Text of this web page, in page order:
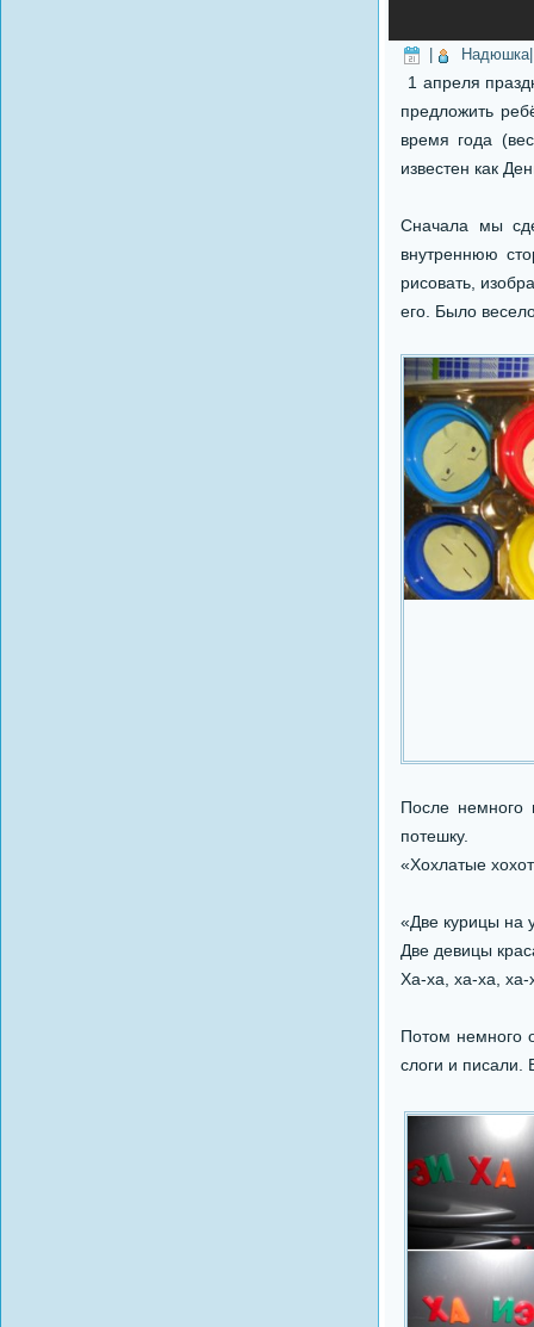
Надюшка
1 апреля
предложить
время года
известен как
Сначала мы
внутреннюю
рисовать,
его. Было
После немного
потешку.
«Хохлатые
«Две курицы на
Две девицы
Ха-ха, ха-ха,
Потом немного
слоги и писали.